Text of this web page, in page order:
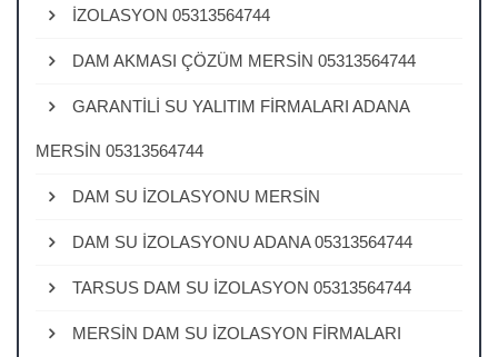
İZOLASYON 05313564744
DAM AKMASI ÇÖZÜM MERSİN 05313564744
GARANTİLİ SU YALITIM FİRMALARI ADANA
MERSİN 05313564744
DAM SU İZOLASYONU MERSİN
DAM SU İZOLASYONU ADANA 05313564744
TARSUS DAM SU İZOLASYON 05313564744
MERSİN DAM SU İZOLASYON FİRMALARI